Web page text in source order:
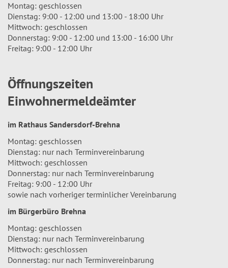
Montag: geschlossen
Dienstag: 9:00 - 12:00 und 13:00 - 18:00 Uhr
Mittwoch: geschlossen
Donnerstag: 9:00 - 12:00 und 13:00 - 16:00 Uhr
Freitag: 9:00 - 12:00 Uhr
Öffnungszeiten
Einwohnermeldeämter
im Rathaus Sandersdorf-Brehna
Montag: geschlossen
Dienstag: nur nach Terminvereinbarung
Mittwoch: geschlossen
Donnerstag: nur nach Terminvereinbarung
Freitag: 9:00 - 12:00 Uhr
sowie nach vorheriger terminlicher Vereinbarung
im Bürgerbüro Brehna
Montag: geschlossen
Dienstag: nur nach Terminvereinbarung
Mittwoch: geschlossen
Donnerstag: nur nach Terminvereinbarung